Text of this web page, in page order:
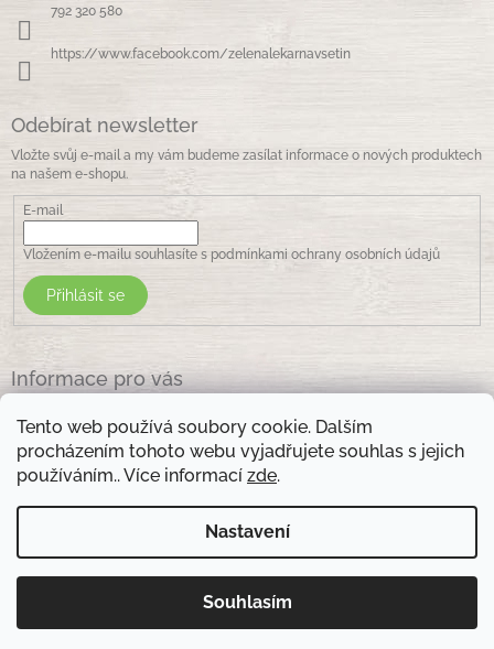
Tento web používá soubory cookie. Dalším
procházením tohoto webu vyjadřujete souhlas s jejich
používáním.. Více informací zde.
Nastavení
Souhlasím
792 320 580
https://www.facebook.com/zelenalekarnavsetin
Odebírat newsletter
Vložte svůj e-mail a my vám budeme zasílat informace o nových produktech
na našem e-shopu.
E-mail
Vložením e-mailu souhlasíte s podmínkami ochrany osobních údajů
Přihlásit se
Informace pro vás
Obchodní podmínky
Podmínky ochrany osobních údajů
Kontakty
Otevírací doba prodejny: pondělí - pátek - 8.30 -17.00 , sobota 9.00-11 .00
Copyright 2026Zelená lékarna Vsetín
vyhrazena.Upravit nastavení cookies